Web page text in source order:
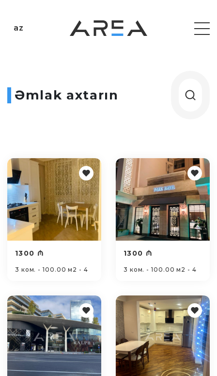
az
Əmlak axtarın
1300 ₼
3 ком. - 100.00 м2 - 4
1300 ₼
3 ком. - 100.00 м2 - 4